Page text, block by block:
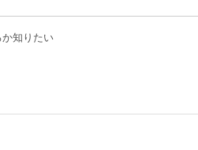
か知りたい